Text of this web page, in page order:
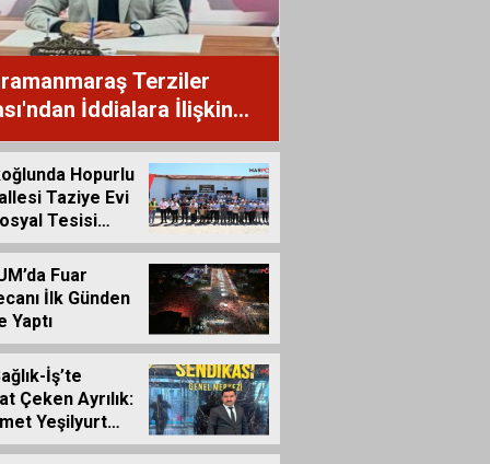
Terziler
İddialara İlişkin
Açıklaması
Hopurlu
Taziye Evi
Tesisi
Açıldı
Fuar
İlk Günden
Yaptı
İş’te
Çeken Ayrılık:
Yeşilyurt
Etti